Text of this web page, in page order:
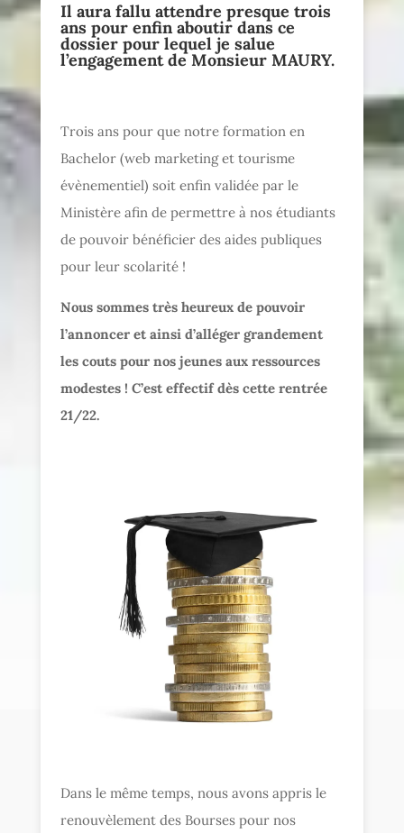
Il aura fallu attendre presque trois
ans pour enfin aboutir dans ce
dossier pour lequel je salue
l’engagement de Monsieur MAURY.
Trois ans pour que notre formation en
Bachelor (web marketing et tourisme
évènementiel) soit enfin validée par le
Ministère afin de permettre à nos étudiants
de pouvoir bénéficier des aides publiques
pour leur scolarité !
Nous sommes très heureux de pouvoir
l’annoncer et ainsi d’alléger grandement
les couts pour nos jeunes aux ressources
modestes ! C’est effectif dès cette rentrée
21/22.
Dans le même temps, nous avons appris le
renouvèlement des Bourses pour nos